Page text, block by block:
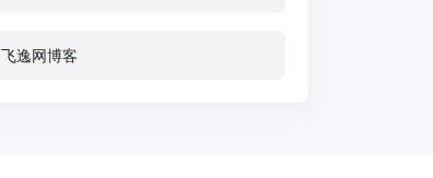
飞逸网博客